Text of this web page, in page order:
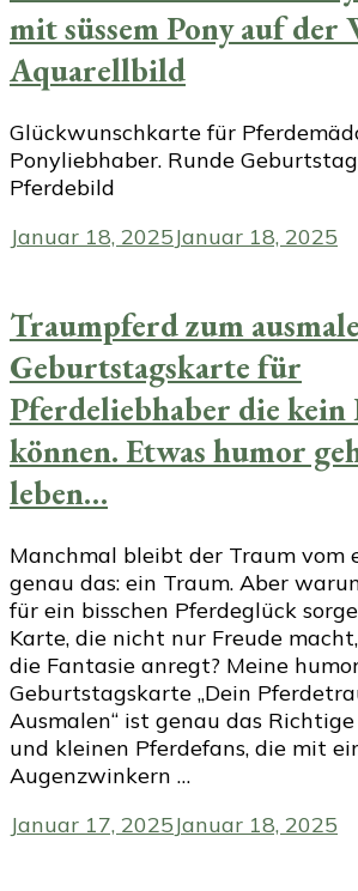
mit süssem Pony auf der
Aquarellbild
Glückwunschkarte für
Ponyliebhaber. Runde
Pferdebild
Januar 18, 2025Januar 18, 2025
Traumpferd zum
Geburtstagskarte für
Pferdeliebhaber die kein
können. Etwas humor
leben…
Manchmal bleibt der Traum vom
genau das: ein Traum. Aber
für ein bisschen Pferdeglück
Karte, die nicht nur Freude
die Fantasie anregt? Meine
Geburtstagskarte „Dein
Ausmalen“ ist genau das
und kleinen Pferdefans, die mit
Augenzwinkern …
Januar 17, 2025Januar 18, 2025